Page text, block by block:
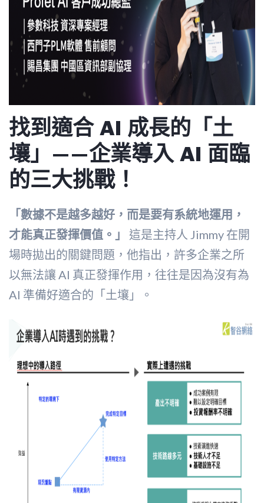
找到適合 AI 成長的「土
壤」——企業導入 AI 面臨
的三大挑戰！
「數據不是越多越好，而是要有系統地運用，
才能真正發揮價值。」
這是主持人 Jimmy 在開
場時拋出的關鍵問題，他指出，許多企業之所
以無法讓 AI 真正發揮作用，往往是因為沒有為
AI 準備好適合的「土壤」。